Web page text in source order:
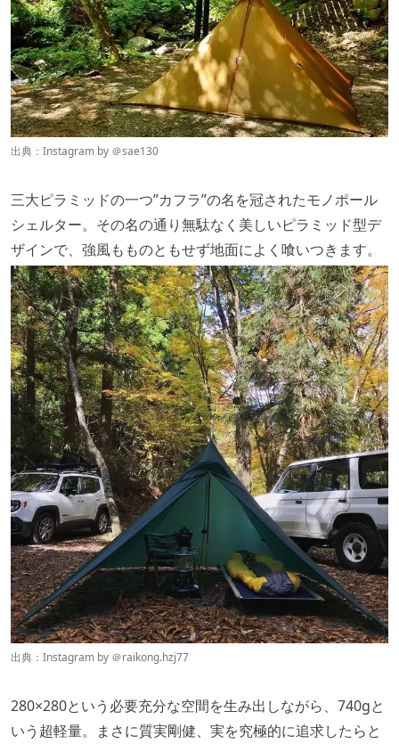
出典：Instagram by ＠sae130
三大ピラミッドの一つ”カフラ”の名を冠されたモノポール
シェルター。その名の通り無駄なく美しいピラミッド型デ
ザインで、強風もものともせず地面によく喰いつきます。
出典：Instagram by ＠raikong.hzj77
280×280という必要充分な空間を生み出しながら、740gと
いう超軽量。まさに質実剛健、実を究極的に追求したらと